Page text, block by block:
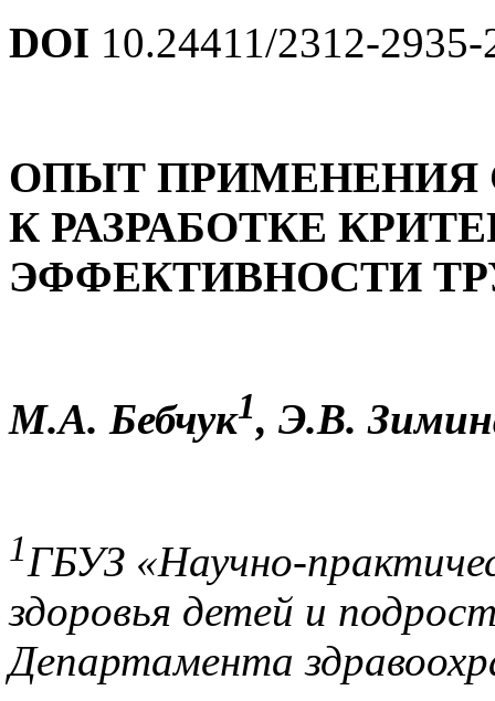
DOI 10.24411/2312-
ОПЫТ ПРИМЕНЕНИЯ
К РАЗРАБОТКЕ
ЭФФЕКТИВНОСТИ
М.А. Бебчук1, Э.В.
1ГБУЗ «Научно-
здоровья детей и
Департамента